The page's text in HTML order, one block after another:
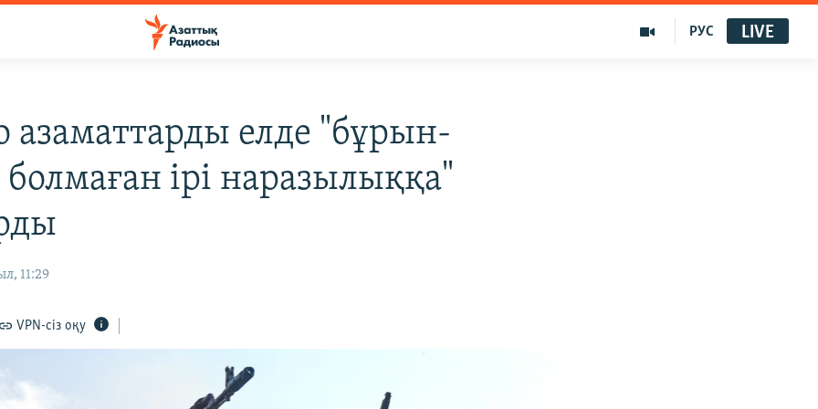
РУС LIVE
азаматтарды елде "бұрын-
ірі наразылыққа"
11:29
VPN-сіз оқу